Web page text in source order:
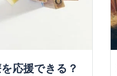
応援できる？